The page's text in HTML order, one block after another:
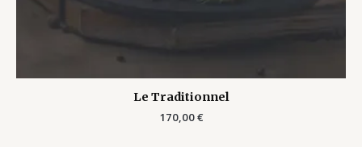
Le Traditionnel
170,00€